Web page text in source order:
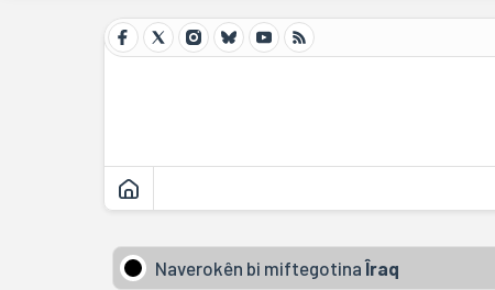
Naverokên bi miftegotinaÎraq